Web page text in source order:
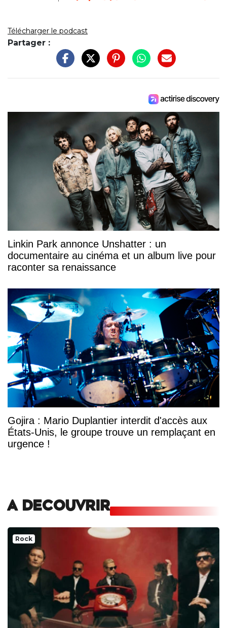
Télécharger le podcast
Partager :
Linkin Park annonce Unshatter : un
documentaire au cinéma et un album live pour
raconter sa renaissance
Gojira : Mario Duplantier interdit d'accès aux
États-Unis, le groupe trouve un remplaçant en
urgence !
A DECOUVRIR
Rock